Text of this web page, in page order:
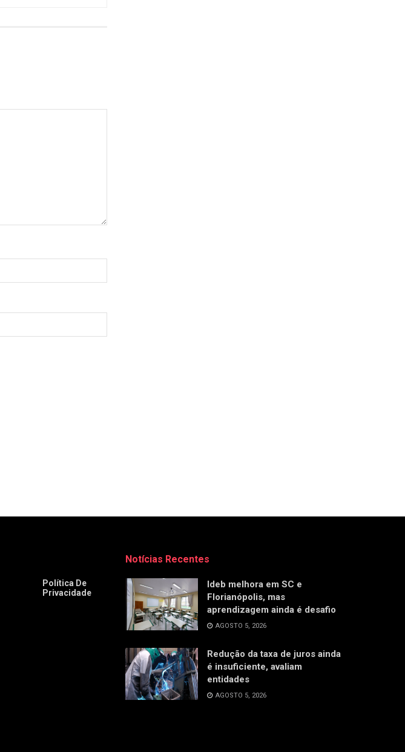
Política De
Privacidade
Notícias Recentes
Ideb melhora em SC e
Florianópolis, mas
aprendizagem ainda é desafio
AGOSTO 5, 2026
Redução da taxa de juros ainda
é insuficiente, avaliam
entidades
AGOSTO 5, 2026